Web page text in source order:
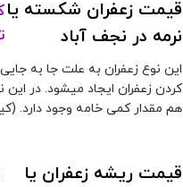
قیمت زعفران شکسته یا
نرمه در نجف آباد
این نوع زعفران به علت جا به
کردن زعفران ایجاد میشود. در این
هم مقدار کمی خامه وجود دارد.
قیمت ریشه زعفران یا